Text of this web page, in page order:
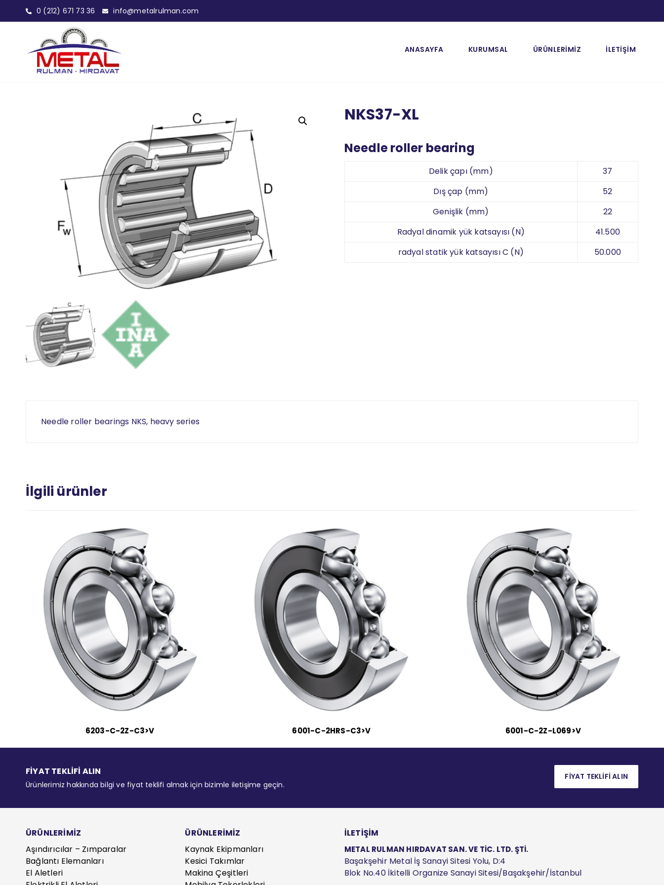
0 (212) 671 73 36 info@metalrulman.com
ANASAYFA KURUMSAL ÜRÜNLERİMİZ İLETİŞİM
NKS37-XL
Needle roller bearing
Delik çapı (mm)
37
Dış çap (mm)
52
Genişlik (mm)
22
Radyal dinamik yük katsayısı (N)
41.500
radyal statik yük katsayısı C (N)
50.000
Needle roller bearings NKS, heavy series
İlgili ürünler
6203-C-2Z-C3>V 6001-C-2HRS-C3>V 6001-C-2Z-L069>V
FİYAT TEKLİFİ ALIN
Ürünlerimiz hakkında bilgi ve fiyat teklifi almak için bizimle iletişime geçin.
FİYAT TEKLİFİ ALIN
ÜRÜNLERİMİZ
Aşındırıcılar – Zımparalar
Bağlantı Elemanları
El Aletleri
ÜRÜNLERİMİZ
Kaynak Ekipmanları
Kesici Takımlar
Makina Çeşitleri
İLETİŞİM
METAL RULMAN HIRDAVAT SAN. VE TİC. LTD. ŞTİ.
Başakşehir Metal İş Sanayi Sitesi Yolu, D:4
Blok No.40 İkitelli Organize Sanayi Sitesi/Başakşehir/İstanbul